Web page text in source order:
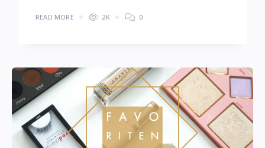
READ MORE 2K 0